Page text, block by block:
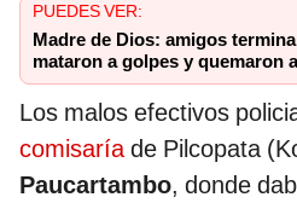
PUEDES VER:
Madre de Dios: amigos
mataron a golpes y quemaron
Los malos efectivos
comisaríade Pilcopata
Paucartambo, donde